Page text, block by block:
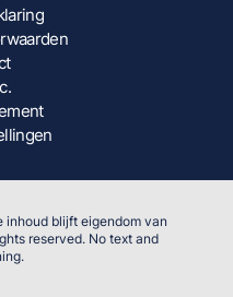
inhoud blijft eigendom van
reserved. No text and